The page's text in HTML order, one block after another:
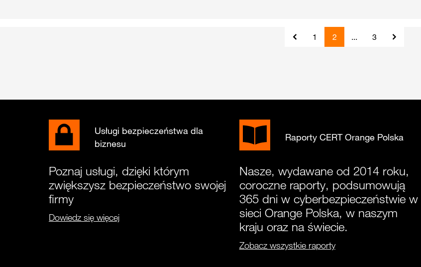
1 2 ... 3
Usługi bezpieczeństwa dla
biznesu
Poznaj usługi, dzięki którym
zwiększysz bezpieczeństwo swojej
firmy
Dowiedz się więcej
Raporty CERT Orange Polska
Nasze, wydawane od 2014 roku,
coroczne raporty, podsumowują
365 dni w cyberbezpieczeństwie w
sieci Orange Polska, w naszym
kraju oraz na świecie.
Zobacz wszystkie raporty